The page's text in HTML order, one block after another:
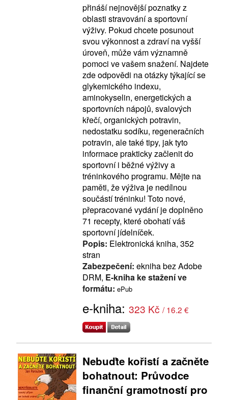
přináší nejnovější poznatky z
oblasti stravování a sportovní
výživy. Pokud chcete posunout
svou výkonnost a zdraví na vyšší
úroveň, může vám významně
pomoci ve vašem snažení. Najdete
zde odpovědi na otázky týkající se
glykemického indexu,
aminokyselin, energetických a
sportovních nápojů, svalových
křečí, organických potravin,
nedostatku sodíku, regeneračních
potravin, ale také tipy, jak tyto
informace prakticky začlenit do
sportovní i běžné výživy a
tréninkového programu. Mějte na
paměti, že výživa je nedílnou
součástí tréninku! Toto nové,
přepracované vydání je doplněno
71 recepty, které obohatí váš
sportovní jídelníček.
Popis: Elektronická kniha, 352
stran
Zabezpečení: ekniha bez Adobe
DRM, E-kniha ke stažení ve
formátu: ePub
e-kniha: 323 Kč / 16.2 €
Nebuďte kořistí a začněte
bohatnout: Průvodce
finanční gramotností pro